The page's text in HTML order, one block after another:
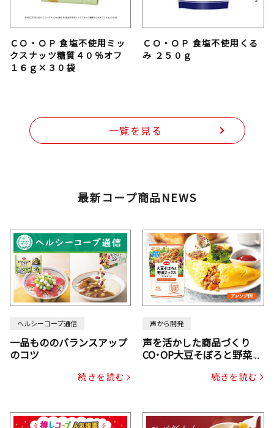
ＣＯ・ＯＰ 食塩不使用ミッ
クスナッツ糖質４０％オフ
１６ｇ×３０袋
ＣＯ・ＯＰ 食塩不使用くる
み ２５０ｇ
一覧を見る
最新コープ商品NEWS
ヘルシーコープ通信
一品もののバランスアップ
のコツ
続きを読む
声から開発
声を活かした商品づくり
CO･OP大豆そぼろと野菜ミ
じん・コーン入り）続きを読む